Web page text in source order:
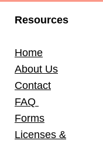
Resources
Home
About Us
Contact
FAQ
Forms
Licenses &